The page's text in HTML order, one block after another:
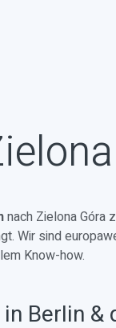
nach Zielona Góra
Wir sind
Know-how.
Berlin &